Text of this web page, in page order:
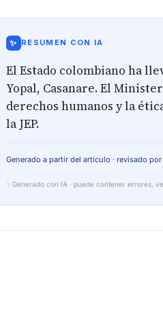
✨ RESUMEN CON IA
El Estado colombiano ha
Yopal, Casanare. El
derechos humanos y la
la JEP.
Generado a partir del artículo · revisado
✨ Generado con IA · puede contener errores,